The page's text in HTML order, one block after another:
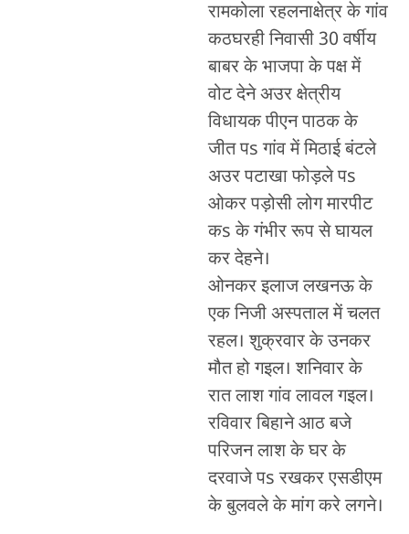
रामकोला रहलनाक्षेत्र के गांव
कठघरही निवासी 30 वर्षीय
बाबर के भाजपा के पक्ष में
वोट देने अउर क्षेत्रीय
विधायक पीएन पाठक के
जीत पs गांव में मिठाई बंटले
अउर पटाखा फोड़ले पs
ओकर पड़ोसी लोग मारपीट
कs के गंभीर रूप से घायल
कर देहने।
ओनकर इलाज लखनऊ के
एक निजी अस्पताल में चलत
रहल। शुक्रवार के उनकर
मौत हो गइल। शनिवार के
रात लाश गांव लावल गइल।
रविवार बिहाने आठ बजे
परिजन लाश के घर के
दरवाजे पs रखकर एसडीएम
के बुलवले के मांग करे लगने।